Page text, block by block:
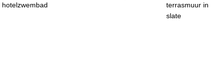
hotelzwembad
terrasmuur in
slate